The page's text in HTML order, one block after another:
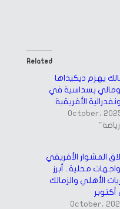
Related
يهزم ديكيداها
بسداسية في
الأفريقية
المشوار الأفريقي
محلية.. أبرز
الأهلي والزمالك